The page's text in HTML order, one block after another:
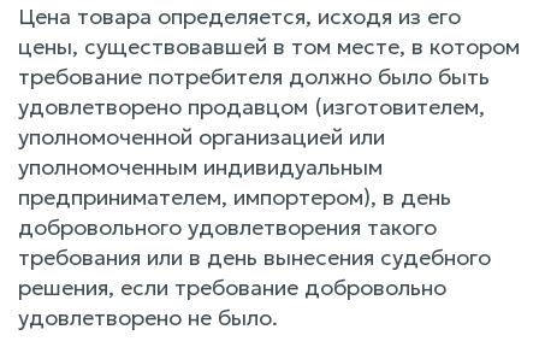
Цена товара определяется, исходя из его
цены, существовавшей в том месте, в котором
требование потребителя должно было быть
удовлетворено продавцом (изготовителем,
уполномоченной организацией или
уполномоченным индивидуальным
предпринимателем, импортером), в день
добровольного удовлетворения такого
требования или в день вынесения судебного
решения, если требование добровольно
удовлетворено не было.